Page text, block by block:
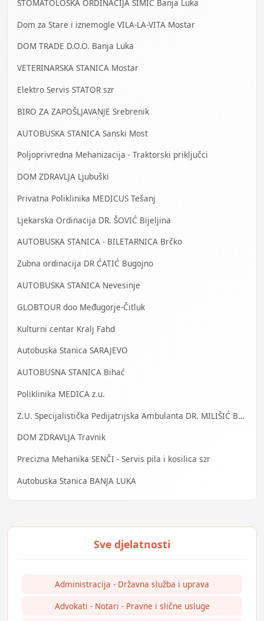
STOMATOLOŠKA ORDINACIJA SIMIĆ Banja Luka
Dom za Stare i iznemogle VILA-LA-VITA Mostar
DOM TRADE D.O.O. Banja Luka
VETERINARSKA STANICA Mostar
Elektro Servis STATOR szr
BIRO ZA ZAPOŠLJAVANJE Srebrenik
AUTOBUSKA STANICA Sanski Most
Poljoprivredna Mehanizacija - Traktorski priključci
DOM ZDRAVLJA Ljubuški
Privatna Poliklinika MEDICUS Tešanj
Ljekarska Ordinacija DR. ŠOVIĆ Bijeljina
AUTOBUSKA STANICA - BILETARNICA Brčko
Zubna ordinacija DR ĆATIĆ Bugojno
AUTOBUSKA STANICA Nevesinje
GLOBTOUR doo Međugorje-Čitluk
Kulturni centar Kralj Fahd
Autobuska Stanica SARAJEVO
AUTOBUSNA STANICA Bihać
Poliklinika MEDICA z.u.
Z.U. Specijalistička Pedijatrijska Ambulanta DR. MILIŠIĆ Banja Luka
DOM ZDRAVLJA Travnik
Precizna Mehanika SENČI - Servis pila i kosilica szr
Autobuska Stanica BANJA LUKA
Administracija - Državna služba i uprava
Advokati - Notari - Pravne i slične usluge